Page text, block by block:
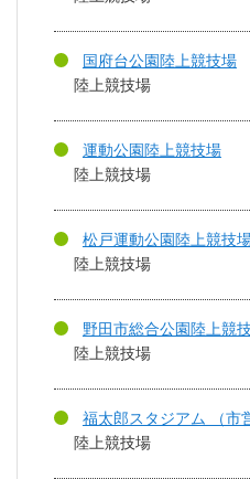
国府台公園陸上競技場
陸上競技場
運動公園陸上競技場
陸上競技場
松戸運動公園陸上競技
陸上競技場
野田市総合公園陸上競
陸上競技場
福太郎スタジアム （市
陸上競技場